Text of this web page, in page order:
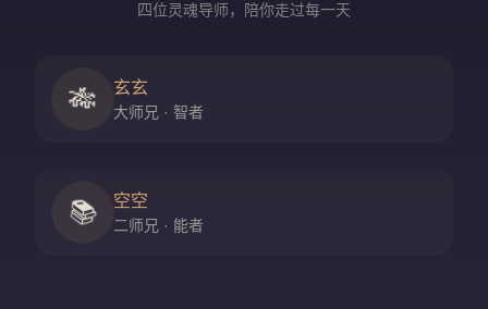
四位灵魂导师，陪你走过每一天
🎋 玄玄
大师兄 · 智者
📚 空空
二师兄 · 能者